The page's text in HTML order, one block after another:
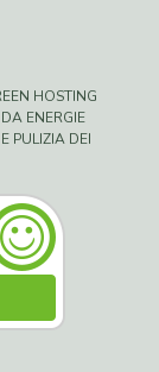
HOSTING
ENERGIE
PULIZIA DEI